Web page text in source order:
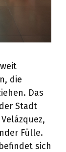
die
Das
Stadt
Fülle.
sich